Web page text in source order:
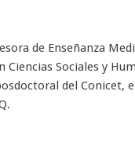
de Enseñanza
Ciencias Sociales y
del Conicet,